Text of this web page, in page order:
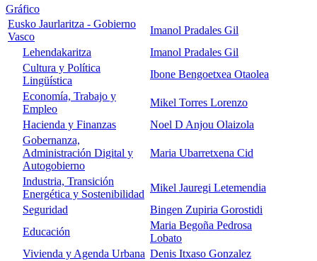
Gráfico
Eusko Jaurlaritza - Gobierno
Vasco
Imanol Pradales Gil
Lehendakaritza
Imanol Pradales Gil
Cultura y Política
Lingüística
Ibone Bengoetxea Otaolea
Economía, Trabajo y
Empleo
Mikel Torres Lorenzo
Hacienda y Finanzas
Noel D Anjou Olaizola
Gobernanza,
Administración Digital y
Autogobierno
Maria Ubarretxena Cid
Industria, Transición
Energética y Sostenibilidad
Mikel Jauregi Letemendia
Seguridad
Bingen Zupiria Gorostidi
Educación
Maria Begoña Pedrosa
Lobato
Vivienda y Agenda Urbana Denis Itxaso Gonzalez